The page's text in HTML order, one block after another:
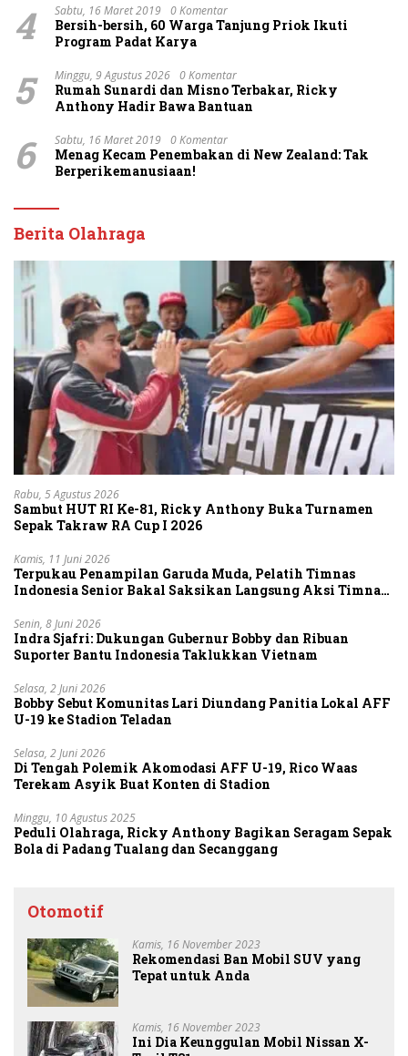
4 Sabtu, 16 Maret 2019 0 Komentar
Bersih-bersih, 60 Warga Tanjung Priok Ikuti
Program Padat Karya
5 Minggu, 9 Agustus 2026 0 Komentar
Rumah Sunardi dan Misno Terbakar, Ricky
Anthony Hadir Bawa Bantuan
6 Sabtu, 16 Maret 2019 0 Komentar
Menag Kecam Penembakan di New Zealand: Tak
Berperikemanusiaan!
Berita Olahraga
Rabu, 5 Agustus 2026
Sambut HUT RI Ke-81, Ricky Anthony Buka Turnamen
Sepak Takraw RA Cup I 2026
Kamis, 11 Juni 2026
Terpukau Penampilan Garuda Muda, Pelatih Timnas
Indonesia Senior Bakal Saksikan Langsung Aksi Timnas
Senin, 8 Juni 2026
Indra Sjafri: Dukungan Gubernur Bobby dan Ribuan
Suporter Bantu Indonesia Taklukkan Vietnam
Selasa, 2 Juni 2026
Bobby Sebut Komunitas Lari Diundang Panitia Lokal AFF
U-19 ke Stadion Teladan
Selasa, 2 Juni 2026
Di Tengah Polemik Akomodasi AFF U-19, Rico Waas
Terekam Asyik Buat Konten di Stadion
Minggu, 10 Agustus 2025
Peduli Olahraga, Ricky Anthony Bagikan Seragam Sepak
Bola di Padang Tualang dan Secanggang
Otomotif
Kamis, 16 November 2023
Rekomendasi Ban Mobil SUV yang
Tepat untuk Anda
Kamis, 16 November 2023
Ini Dia Keunggulan Mobil Nissan X-